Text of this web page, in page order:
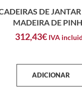
DE JANTAR
MADEIRA DE
312,43€ IVA
ADICIONAR